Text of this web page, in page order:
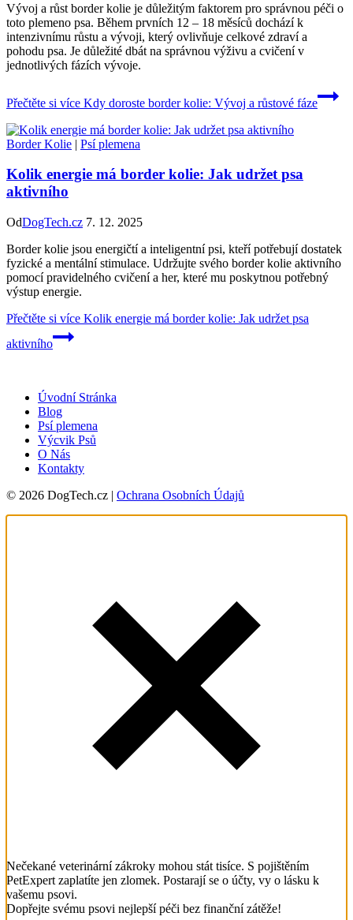
Vývoj a růst border kolie je důležitým faktorem pro správnou péči o
toto plemeno psa. Během prvních 12 – 18 měsíců dochází k
intenzivnímu růstu a vývoji, který ovlivňuje celkové zdraví a
pohodu psa. Je důležité dbát na správnou výživu a cvičení v
jednotlivých fázích vývoje.
Přečtěte si více Kdy doroste border kolie: Vývoj a růstové fáze
Border Kolie | Psí plemena
Kolik energie má border kolie: Jak udržet psa
aktivního
OdDogTech.cz 7. 12. 2025
Border kolie jsou energičtí a inteligentní psi, kteří potřebují dostatek
fyzické a mentální stimulace. Udržujte svého border kolie aktivního
pomocí pravidelného cvičení a her, které mu poskytnou potřebný
výstup energie.
Přečtěte si více Kolik energie má border kolie: Jak udržet psa
aktivního
Úvodní Stránka
Blog
Psí plemena
Výcvik Psů
O Nás
Kontakty
© 2026 DogTech.cz | Ochrana Osobních Údajů
Nečekané veterinární zákroky mohou stát tisíce. S pojištěním
PetExpert zaplatíte jen zlomek. Postarají se o účty, vy o lásku k
vašemu psovi.
Dopřejte svému psovi nejlepší péči bez finanční zátěže!